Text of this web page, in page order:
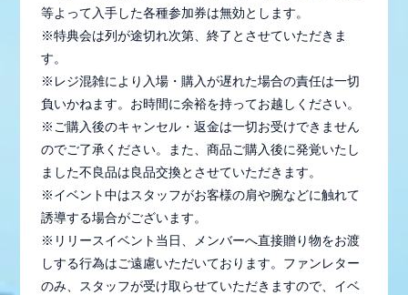
等よって入手した各種参加券は無効とします。
※特典会は列が途切れ次第、終了とさせていただきま
す。
※レジ混雑により入場・購入が遅れた場合の責任は一切
負いかねます。お時間に余裕を持ってお越しください。
※ご購入後のキャンセル・返金は一切お受けできません
のでご了承ください。また、商品ご購入後に発覚いたし
ました不良品は良品交換とさせていただきます。
※イベント中はスタッフがお客様の肩や腕などに触れて
誘導する場合がございます。
※リリースイベント当日、メンバーへ直接贈り物をお渡
しする行為はご遠慮いただいております。ファンレター
のみ、スタッフが受け取らせていただきますので、イベ